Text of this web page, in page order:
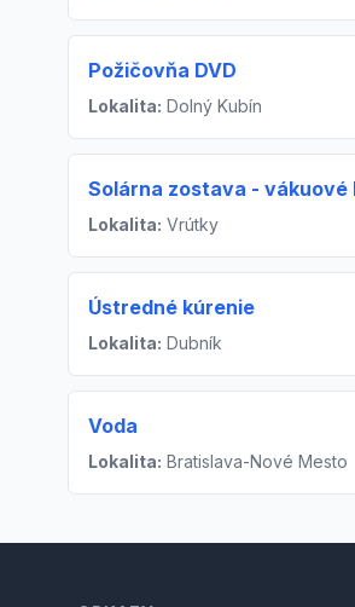
Požičovňa DVD
Lokalita: Dolný Kubín
Solárna zostava -
Lokalita: Vrútky
Ústredné kúrenie
Lokalita: Dubník
Voda
Lokalita: Bratislava-Nové Mesto